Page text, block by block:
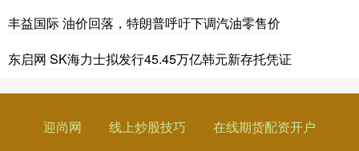
丰益国际 油价回落，特朗普呼吁下调汽油零售价
东启网 SK海力士拟发行45.45万亿韩元新存托凭证
迎尚网 线上炒股技巧 在线期货配资开户